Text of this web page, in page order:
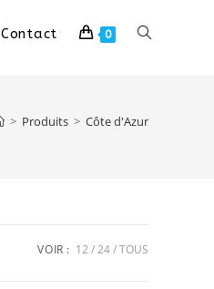
Contact 0
> Produits > Côte d'Azur
VOIR : 12 24 TOUS